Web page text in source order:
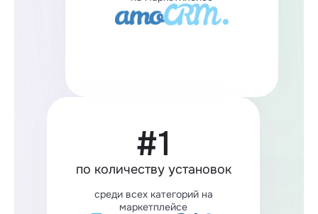
#1
по количеству установок
среди всех категорий на
маркетплейсе